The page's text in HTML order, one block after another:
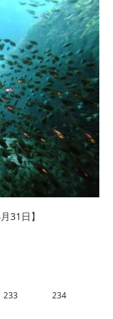
31日】
233 234